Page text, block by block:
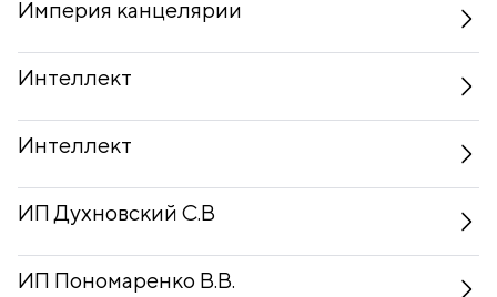
Империя канцелярии
Интеллект
Интеллект
ИП Духновский С.В
ИП Пономаренко В.В.